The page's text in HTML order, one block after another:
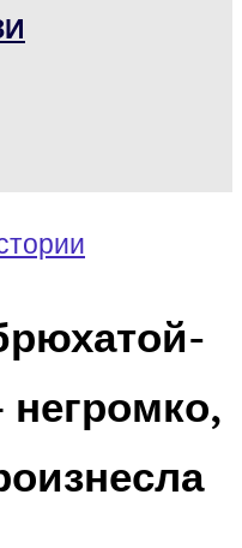
негромко,